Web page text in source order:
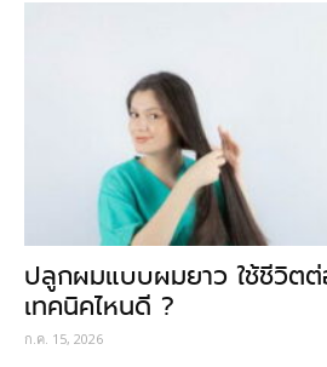
ปลูกผมแบบผมยาว ใช้ชีวิตต่
เทคนิคไหนดี ?
ก.ค. 15, 2026